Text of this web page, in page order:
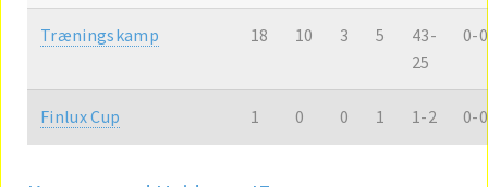
Træningskamp 18 10 3 5
43-
25
0-0
Finlux Cup 1 0 0 1 1-2 0-0